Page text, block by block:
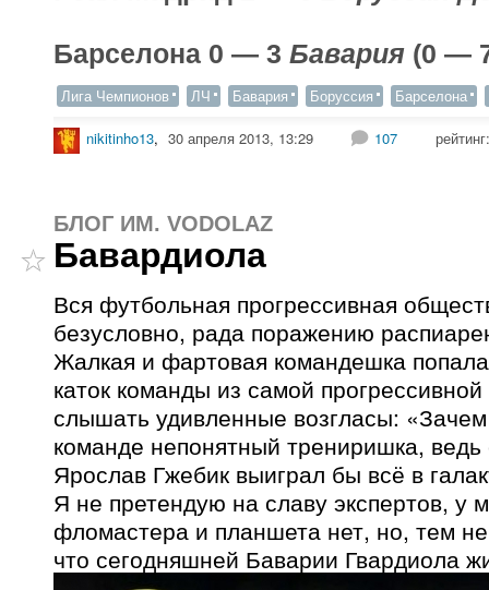
Барселона 0 — 3 Бавария (0 —
Лига Чемпионов ЛЧ Бавария Боруссия Барселона
nikitinho13, 30 апреля 2013, 13:29 107
БЛОГ ИМ. VODOLAZ
Бавардиола
Вся футбольная прогрессивная
безусловно, рада поражению
Жалкая и фартовая командешка
каток команды из самой
слышать удивленные возгласы: «Зачем
команде непонятный трениришка, ведь
Ярослав Гжебик выиграл бы всё в
Я не претендую на славу экспертов, у
фломастера и планшета нет, но, тем
что сегодняшней Баварии Гвардиола